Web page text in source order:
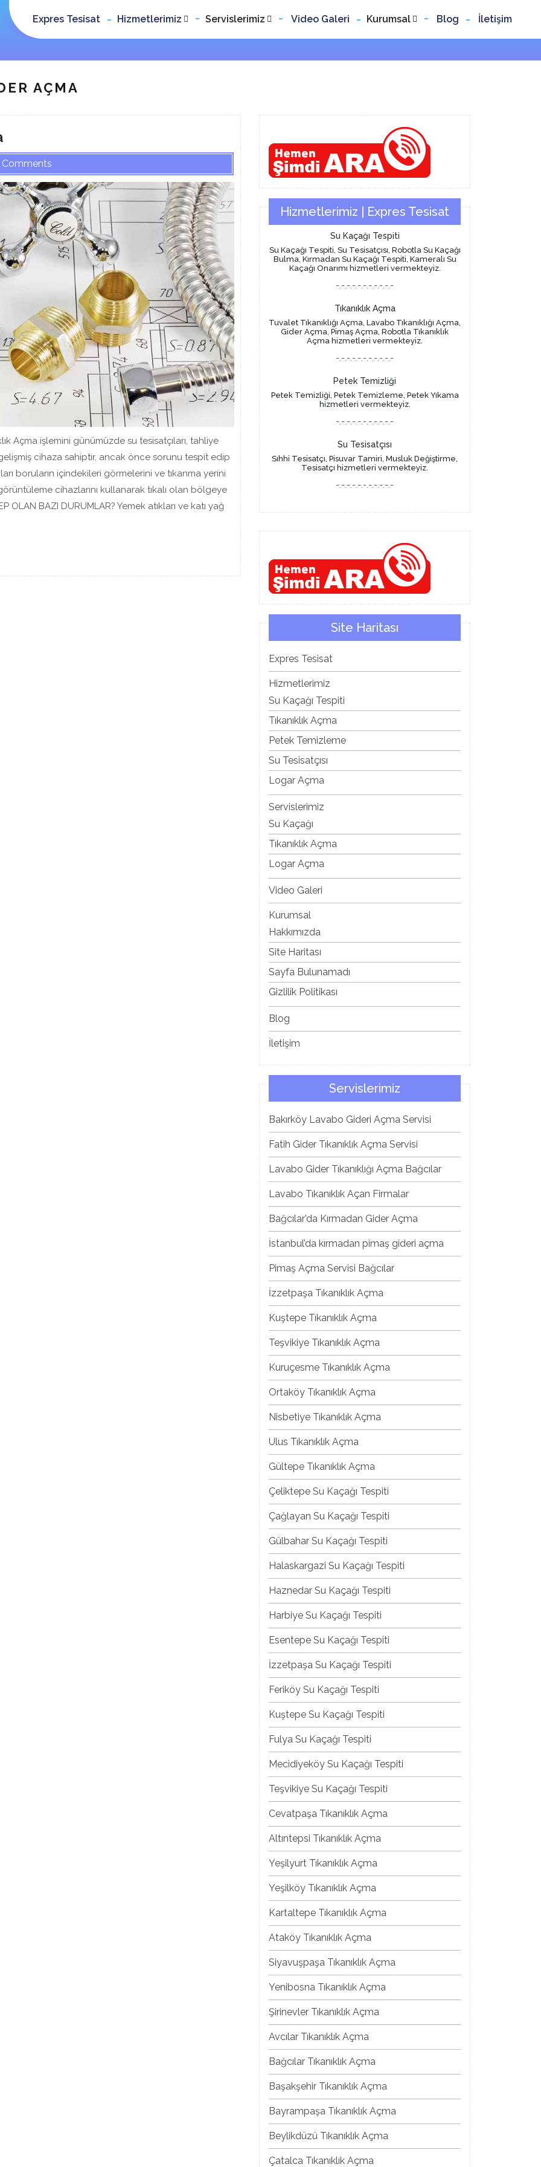
Expres Tesisat Hizmetlerimiz Servislerimiz Video Galeri Kurumsal Blog İletişim
AÇMA
Comments
Açma işlemini günümüzde su tesisatçıları, tahliye
cihaza sahiptir, ancak önce sorunu tespit edip
boruların içindekileri görmelerini ve tıkanma yerini
cihazlarını kullanarak tıkalı olan bölgeye
OLAN BAZI DURUMLAR? Yemek atıkları ve katı yağ
Hizmetlerimiz | Expres Tesisat
Su Kaçağı Tespiti
Su Kaçağı Tespiti, Su Tesisatçısı, Robotla Su Kaçağı
Bulma, Kırmadan Su Kaçağı Tespiti, Kameralı Su
Kaçağı Onarımı hizmetleri vermekteyiz.
-.-.-.-.-.-.-.-.-.-.-
Tıkanıklık Açma
Tuvalet Tıkanıklığı Açma, Lavabo Tıkanıklığı Açma,
Gider Açma, Pimaş Açma, Robotla Tıkanıklık
Açma hizmetleri vermekteyiz.
-.-.-.-.-.-.-.-.-.-.-
Petek Temizliği
Petek Temizliği, Petek Temizleme, Petek Yıkama
hizmetleri vermekteyiz.
-.-.-.-.-.-.-.-.-.-.-
Su Tesisatçısı
Sıhhi Tesisatçı, Pisuvar Tamiri, Musluk Değiştirme,
Tesisatçı hizmetleri vermekteyiz.
-.-.-.-.-.-.-.-.-.-.-
Site Haritası
Expres Tesisat
Hizmetlerimiz
Su Kaçağı Tespiti
Tıkanıklık Açma
Petek Temizleme
Su Tesisatçısı
Logar Açma
Servislerimiz
Su Kaçağı
Tıkanıklık Açma
Logar Açma
Video Galeri
Kurumsal
Hakkımızda
Site Haritası
Sayfa Bulunamadı
Gizlilik Politikası
Blog
İletişim
Servislerimiz
Bakırköy Lavabo Gideri Açma Servisi
Fatih Gider Tıkanıklık Açma Servisi
Lavabo Gider Tıkanıklığı Açma Bağcılar
Lavabo Tıkanıklık Açan Firmalar
Bağcılar’da Kırmadan Gider Açma
İstanbul’da kırmadan pimaş gideri açma
Pimaş Açma Servisi Bağcılar
İzzetpaşa Tıkanıklık Açma
Kuştepe Tıkanıklık Açma
Teşvikiye Tıkanıklık Açma
Kuruçesme Tıkanıklık Açma
Ortaköy Tıkanıklık Açma
Nisbetiye Tıkanıklık Açma
Ulus Tıkanıklık Açma
Gültepe Tıkanıklık Açma
Çeliktepe Su Kaçağı Tespiti
Çağlayan Su Kaçağı Tespiti
Gülbahar Su Kaçağı Tespiti
Halaskargazi Su Kaçağı Tespiti
Haznedar Su Kaçağı Tespiti
Harbiye Su Kaçağı Tespiti
Esentepe Su Kaçağı Tespiti
İzzetpaşa Su Kaçağı Tespiti
Feriköy Su Kaçağı Tespiti
Kuştepe Su Kaçağı Tespiti
Fulya Su Kaçağı Tespiti
Mecidiyeköy Su Kaçağı Tespiti
Teşvikiye Su Kaçağı Tespiti
Cevatpaşa Tıkanıklık Açma
Altıntepsi Tıkanıklık Açma
Yeşilyurt Tıkanıklık Açma
Yeşilköy Tıkanıklık Açma
Kartaltepe Tıkanıklık Açma
Ataköy Tıkanıklık Açma
Siyavuşpaşa Tıkanıklık Açma
Yenibosna Tıkanıklık Açma
Şirinevler Tıkanıklık Açma
Avcılar Tıkanıklık Açma
Bağcılar Tıkanıklık Açma
Başakşehir Tıkanıklık Açma
Bayrampaşa Tıkanıklık Açma
Beylikdüzü Tıkanıklık Açma
Çatalca Tıkanıklık Açma